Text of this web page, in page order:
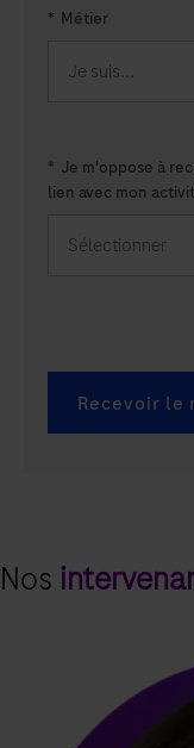
* Métier
* Je m'oppose à
lien avec mon
Recevoir le
Nos